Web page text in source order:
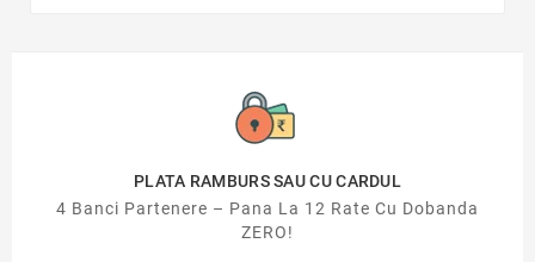
PLATA RAMBURS SAU CU CARDUL
4 Banci Partenere – Pana La 12 Rate Cu Dobanda
ZERO!